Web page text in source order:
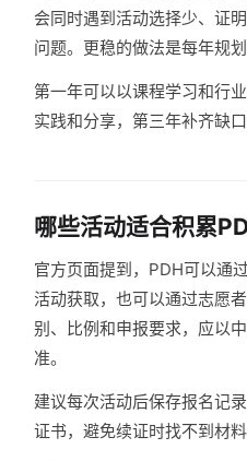
会同时遇到活动选择少、证
问题。更稳的做法是每年规划
第一年可以以课程学习和行
实践和分享，第三年补齐缺口
哪些活动适合积累
官方页面提到，PDH可以通
活动获取，也可以通过志愿
别、比例和申报要求，应以
准。
建议每次活动后保存报名记
证书，避免续证时找不到材料